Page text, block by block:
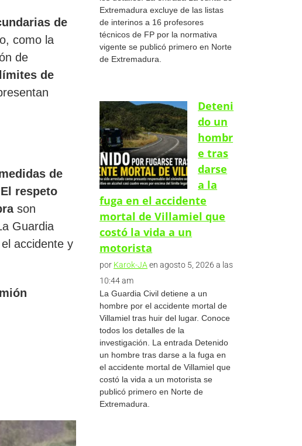
de
como la
de
de
de
El respeto
son
Guardia
accidente y
Extremadura excluye de las listas
de interinos a 16 profesores
técnicos de FP por la normativa
vigente se publicó primero en Norte
de Extremadura.
Deteni
do un
hombr
e tras
darse
a la
fuga en el accidente
mortal de Villamiel que
costó la vida a un
motorista
por Karok-JA en agosto 5, 2026 a las
10:44 am
La Guardia Civil detiene a un
hombre por el accidente mortal de
Villamiel tras huir del lugar. Conoce
todos los detalles de la
investigación. La entrada Detenido
un hombre tras darse a la fuga en
el accidente mortal de Villamiel que
costó la vida a un motorista se
publicó primero en Norte de
Extremadura.